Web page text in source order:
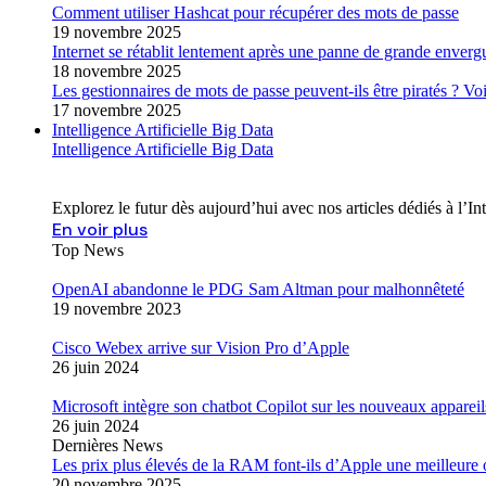
Comment utiliser Hashcat pour récupérer des mots de passe
19 novembre 2025
Internet se rétablit lentement après une panne de grande
18 novembre 2025
Les gestionnaires de mots de passe peuvent-ils être piratés ?
17 novembre 2025
Intelligence Artificielle Big Data
Intelligence Artificielle Big Data
Explorez le futur dès aujourd’hui avec nos articles dédiés à
En voir plus
Top News
OpenAI abandonne le PDG Sam Altman pour malhonnêteté
19 novembre 2023
Cisco Webex arrive sur Vision Pro d’Apple
26 juin 2024
Microsoft intègre son chatbot Copilot sur les nouveaux
26 juin 2024
Dernières News
Les prix plus élevés de la RAM font-ils d’Apple une